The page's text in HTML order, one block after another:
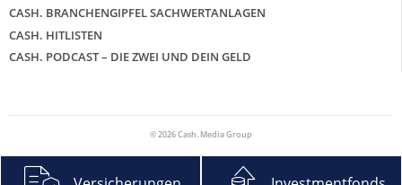
CASH. BRANCHENGIPFEL SACHWERTANLAGEN
CASH. HITLISTEN
CASH. PODCAST – DIE ZWEI UND DEIN GELD
© 2026 Cash. Media Group